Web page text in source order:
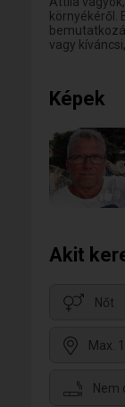
környékéről.
vagy
Képek
Akit
Nőt
Max.
Nem